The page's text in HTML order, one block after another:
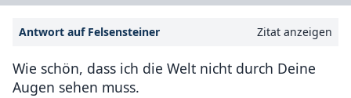
Antwort auf Felsensteiner Zitat anzeigen
Wie schön, dass ich die Welt nicht durch Deine
Augen sehen muss.